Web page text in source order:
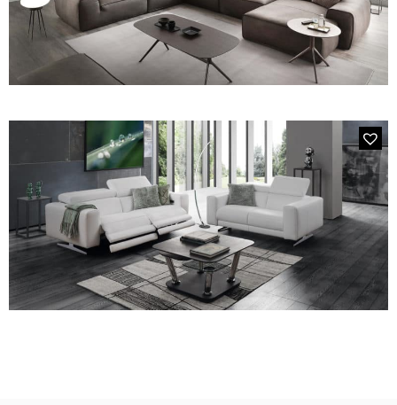
Fauteuils
Poufs
CANAPÉS
FAUTEUILS ET POUFS
Tous les produits
Voir tous les produits et collections
MODÈLE 3814 ANGLE
Canapés d'angle panoramique en Cuir Marron